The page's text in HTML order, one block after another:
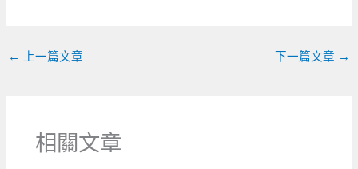
← 上一篇文章 下一篇文章 →
相關文章